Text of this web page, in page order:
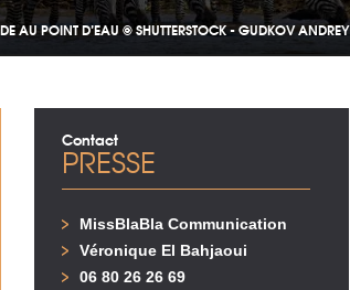
AU POINT D’EAU © SHUTTERSTOCK - GUDKOV ANDREY
Contact
PRESSE
MissBlaBla Communication
Véronique El Bahjaoui
06 80 26 26 69